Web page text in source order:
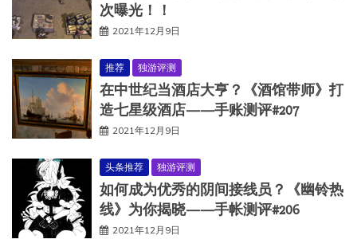
次曝光！！
2021年12月9日
推荐 独游评测
在中世纪当酒店大亨？《酒馆带师》打
造七星级酒店——手账测评#207
2021年12月9日
头条推荐 独游评测
如何成为优秀的阴间接线员？《幽铃热
线》为你揭晓——手帐测评#206
2021年12月9日